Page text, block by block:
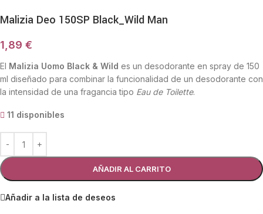
Malizia Deo 150SP Black_Wild Man
1,89 €
El Malizia Uomo Black & Wild es un desodorante en spray de 150
ml diseñado para combinar la funcionalidad de un desodorante con
la intensidad de una fragancia tipo Eau de Toilette.
11 disponibles
AÑADIR AL CARRITO
Añadir a la lista de deseos